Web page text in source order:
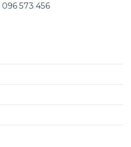
096 573 456